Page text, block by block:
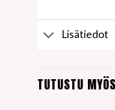
Lisätiedot
TUTUSTU MYÖS